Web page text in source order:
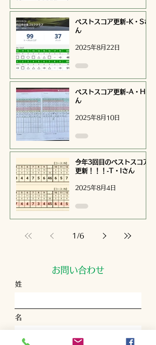
ベストスコア更新-K・Sさ
ん
2025年8月22日
ベストスコア更新-A・Hさ
ん
2025年8月10日
今年3回目のベストスコア
更新！！！‐T・Iさん
2025年8月4日
1 /6
お問い合わせ
姓
名